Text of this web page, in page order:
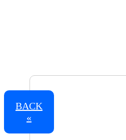
BACK
«